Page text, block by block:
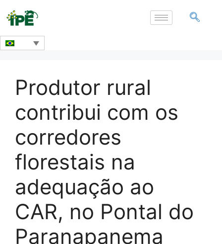
Produtor rural
contribui com os
corredores
florestais na
adequação ao
CAR, no Pontal do
Paranapanema